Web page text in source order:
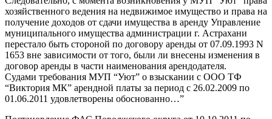
хозяйственного ведения на недвижимое имущество и права на
получение доходов от сдачи имущества в аренду Управление
муниципального имущества администрации г. Астрахани
перестало быть стороной по договору аренды от 07.09.1993 N
1653 вне зависимости от того, были ли внесены изменения в
договор аренды в части наименования арендодателя.
Судами требования МУП “Уют” о взыскании с ООО ТФ
“Виктория МК” арендной платы за период с 26.02.2009 по
01.06.2011 удовлетворены обоснованно…”